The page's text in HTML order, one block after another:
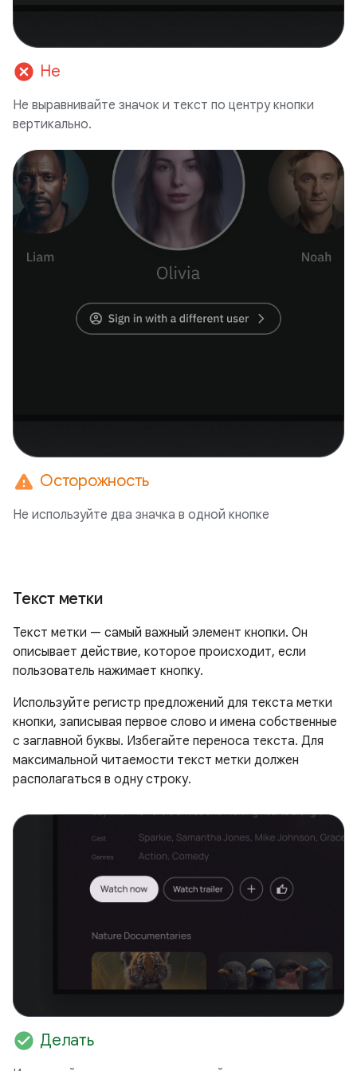
cancel Не
Не выравнивайте значок и текст по центру кнопки
вертикально.
warning Осторожность
Не используйте два значка в одной кнопке
Текст метки
Текст метки — самый важный элемент кнопки. Он
описывает действие, которое происходит, если
пользователь нажимает кнопку.
Используйте регистр предложений для текста метки
кнопки, записывая первое слово и имена собственные
с заглавной буквы. Избегайте переноса текста. Для
максимальной читаемости текст метки должен
располагаться в одну строку.
check_circle Делать